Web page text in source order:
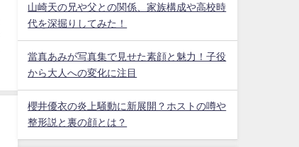
山崎天の兄や父との関係、家族構成や高校時
代を深掘りしてみた！
當真あみが写真集で見せた素顔と魅力！子役
から大人への変化に注目
櫻井優衣の炎上騒動に新展開？ホストの噂や
整形説と裏の顔とは？